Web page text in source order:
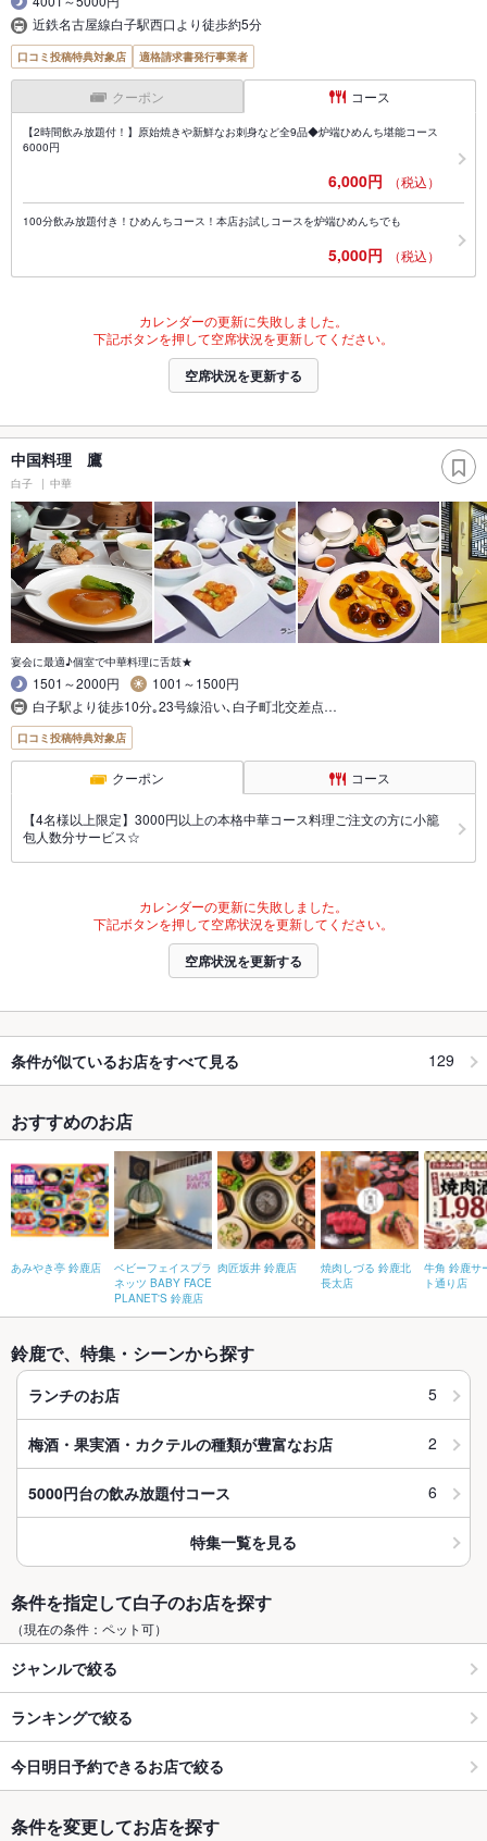
近鉄名古屋線白子駅西口より徒歩約5分
口コミ投稿特典対象店 適格請求書発行事業者
クーポン コース
【2時間飲み放題付！】原始焼きや新鮮なお刺身など全9品◆炉端ひめんち堪能コース
6000円
6,000円 （税込）
100分飲み放題付き！ひめんちコース！本店お試しコースを炉端ひめんちでも
5,000円 （税込）
カレンダーの更新に失敗しました。
下記ボタンを押して空席状況を更新してください。
空席状況を更新する
中国料理 鷹
白子 中華
宴会に最適♪個室で中華料理に舌鼓★
1501～2000円
1001～1500円
白子駅より徒歩10分｡23号線沿い､白子町北交差点…
口コミ投稿特典対象店
クーポン コース
【4名様以上限定】3000円以上の本格中華コース料理ご注文の方に小籠
包人数分サービス☆
カレンダーの更新に失敗しました。
下記ボタンを押して空席状況を更新してください。
空席状況を更新する
条件が似ているお店をすべて見る 129
おすすめのお店
あみやき亭 鈴鹿店
ベビーフェイスプラ
ネッツ BABY FACE
PLANET'S 鈴鹿店
肉匠坂井 鈴鹿店
焼肉しづる 鈴鹿北
長太店
牛角 鈴鹿サ
ト通り店
鈴鹿で、特集・シーンから探す
ランチのお店 5
梅酒・果実酒・カクテルの種類が豊富なお店 2
5000円台の飲み放題付コース 6
特集一覧を見る
条件を指定して白子のお店を探す
（現在の条件：ペット可）
ジャンルで絞る
ランキングで絞る
今日明日予約できるお店で絞る
条件を変更してお店を探す